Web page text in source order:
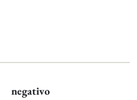
negativo